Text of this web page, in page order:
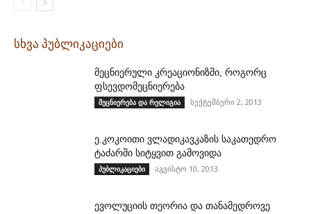
სხვა პუბლიკაციები
მეცნიერული კრეაციონიზმი, როგორც
ფსევდომეცნიერება
მეცნიერება და რელიგია სექტემბერი 2, 2013
ე.კოკოითი ვლადიკავკაზის საკათედრო
ტაძარში სიტყვით გამოვიდა
პუბლიკაციები აგვისტო 10, 2013
ევოლუციის თეორია და თანამედროვე